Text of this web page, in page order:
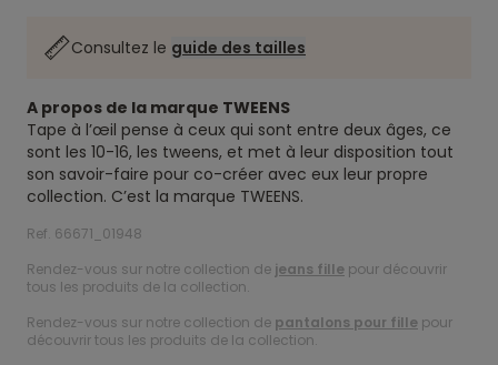
Consultez le guide des tailles
A propos de la marque TWEENS
Tape à l’œil pense à ceux qui sont entre deux âges, ce
sont les 10-16, les tweens, et met à leur disposition tout
son savoir-faire pour co-créer avec eux leur propre
collection. C’est la marque TWEENS.
Ref. 66671_01948
Rendez-vous sur notre collection de jeans fille pour découvrir
tous les produits de la collection.
Rendez-vous sur notre collection de pantalons pour fille pour
découvrir tous les produits de la collection.